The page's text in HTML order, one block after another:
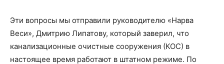
Эти вопросы мы отправили руководителю «Нарва
Веси», Дмитрию Липатову, который заверил, что
канализационные очистные сооружения (КОС) в
настоящее время работают в штатном режиме. По